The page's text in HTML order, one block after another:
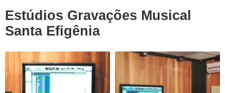
Estúdios Gravações Musical
Santa Efigênia